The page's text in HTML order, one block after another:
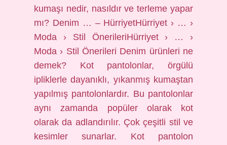
kumaşı nedir, nasıldır ve terleme yapar
mı? Denim … – HürriyetHürriyet › … ›
Moda › Stil ÖnerileriHürriyet › … ›
Moda › Stil Önerileri Denim ürünleri ne
demek? Kot pantolonlar, örgülü
ipliklerle dayanıklı, yıkanmış kumaştan
yapılmış pantolonlardır. Bu pantolonlar
aynı zamanda popüler olarak kot
olarak da adlandırılır. Çok çeşitli stil ve
kesimler sunarlar. Kot pantolon